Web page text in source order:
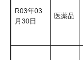
R03年03
月30日
医薬品